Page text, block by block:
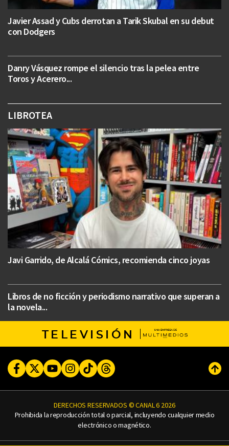
Javier Assad y Cubs derrotan a Tarik Skubal en su debut
con Dodgers
Danry Vásquez rompe el silencio tras la pelea entre
Toros y Acerero...
LIBROTEA
Javi Garrido, de Alcalá Cómics, recomienda cinco joyas
Libros de no ficción y periodismo narrativo que superan a
la novela...
TELEVISIÓN
FacebookTwitterYoutubeInstagram
TikTokThreads
DERECHOS RESERVADOS © CANAL 6 2026
Prohibida la reproducción total o parcial, incluyendo cualquier medio
electrónico o magnético.